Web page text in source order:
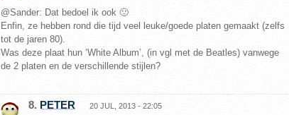
@Sander: Dat bedoel ik ook 🙂
Enfin, ze hebben rond die tijd veel leuke/goede platen gemaakt (zelfs
tot de jaren 80).
Was deze plaat hun ‘White Album’, (in vgl met de Beatles) vanwege
de 2 platen en de verschillende stijlen?
8. PETER 20 JUL, 2013 - 22:05